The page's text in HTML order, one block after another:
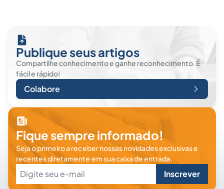
Publique seus artigos
Compartilhe conhecimento e ganhe reconhecimento. É
fácil e rápido!
Colabore
Fique sempre informado!
Seja o primeiro a receber nossas novidades exclusivas e
recentes diretamente em sua caixa de entrada.
Inscrever